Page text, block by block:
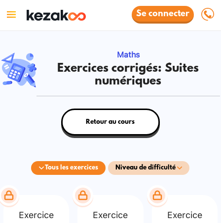
Se connecter
Maths
Exercices corrigés: Suites
numériques
Tous les exercices Niveau de difficulté
Retour au cours
Exercice Exercice Exercice